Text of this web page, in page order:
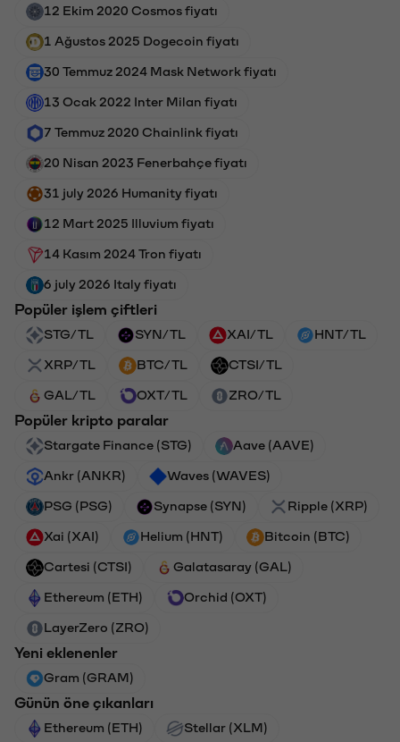
12 Ekim 2020 Cosmos fiyatı
1 Ağustos 2025 Dogecoin fiyatı
30 Temmuz 2024 Mask Network fiyatı
13 Ocak 2022 Inter Milan fiyatı
7 Temmuz 2020 Chainlink fiyatı
20 Nisan 2023 Fenerbahçe fiyatı
31 july 2026 Humanity fiyatı
12 Mart 2025 Illuvium fiyatı
14 Kasım 2024 Tron fiyatı
6 july 2026 Italy fiyatı
Popüler işlem çiftleri
STG/TL SYN/TL XAI/TL HNT/TL
XRP/TL BTC/TL CTSI/TL
GAL/TL OXT/TL ZRO/TL
Popüler kripto paralar
Stargate Finance (STG) Aave (AAVE)
Ankr (ANKR) Waves (WAVES)
PSG (PSG) Synapse (SYN) Ripple (XRP)
Xai (XAI) Helium (HNT) Bitcoin (BTC)
Cartesi (CTSI) Galatasaray (GAL)
Ethereum (ETH) Orchid (OXT)
LayerZero (ZRO)
Yeni eklenenler
Gram (GRAM)
Günün öne çıkanları
Ethereum (ETH) Stellar (XLM)